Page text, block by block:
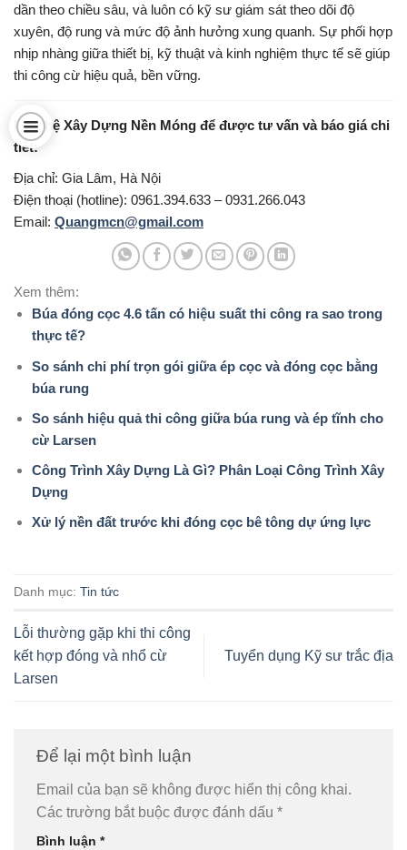
dần theo chiều sâu, và luôn có kỹ sư giám sát theo dõi độ
xuyên, độ rung và mức độ ảnh hưởng xung quanh. Sự phối hợp
nhịp nhàng giữa thiết bị, kỹ thuật và kinh nghiệm thực tế sẽ giúp
thi công cừ hiệu quả, bền vững.
Liên hệ Xây Dựng Nền Móng để được tư vấn và báo giá chi
tiết:
Địa chỉ: Gia Lâm, Hà Nội
Điện thoại (hotline): 0961.394.633 – 0931.266.043
Email: Quangmcn@gmail.com
Xem thêm:
Búa đóng cọc 4.6 tấn có hiệu suất thi công ra sao trong
thực tế?
So sánh chi phí trọn gói giữa ép cọc và đóng cọc bằng
búa rung
So sánh hiệu quả thi công giữa búa rung và ép tĩnh cho
cừ Larsen
Công Trình Xây Dựng Là Gì? Phân Loại Công Trình Xây
Dựng
Xử lý nền đất trước khi đóng cọc bê tông dự ứng lực
Danh mục: Tin tức
Lỗi thường gặp khi thi công
kết hợp đóng và nhổ cừ
Larsen
Tuyển dụng Kỹ sư trắc địa
Để lại một bình luận
Email của bạn sẽ không được hiển thị công khai.
Các trường bắt buộc được đánh dấu *
Bình luận *